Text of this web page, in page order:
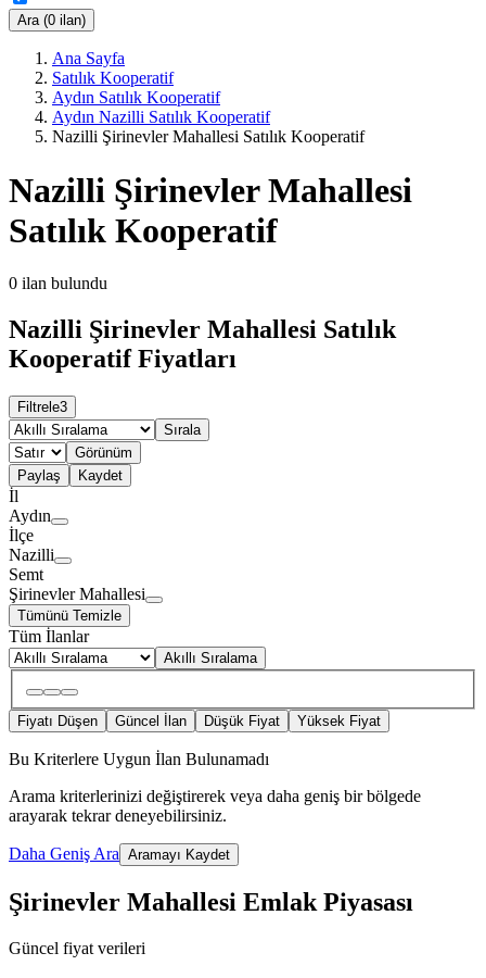
Ara (0 ilan)
Ana Sayfa
Satılık Kooperatif
Aydın Satılık Kooperatif
Aydın Nazilli Satılık Kooperatif
Nazilli Şirinevler Mahallesi Satılık Kooperatif
Nazilli Şirinevler Mahallesi
Satılık Kooperatif
0 ilan bulundu
Nazilli Şirinevler Mahallesi Satılık
Kooperatif Fiyatları
Filtrele3
Sırala
Görünüm
Paylaş
Kaydet
İl
Aydın
İlçe
Nazilli
Semt
Şirinevler Mahallesi
Tümünü Temizle
Tüm İlanlar
Akıllı Sıralama
Fiyatı Düşen Güncel İlan Düşük Fiyat Yüksek Fiyat
Bu Kriterlere Uygun İlan Bulunamadı
Arama kriterlerinizi değiştirerek veya daha geniş bir bölgede
arayarak tekrar deneyebilirsiniz.
Daha Geniş Ara Aramayı Kaydet
Şirinevler Mahallesi Emlak Piyasası
Güncel fiyat verileri